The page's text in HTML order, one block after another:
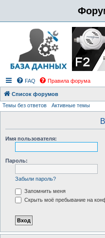
FAQ Правила форума
Список форумов
Темы без ответов Активные темы
Имя пользователя:
Пароль:
Забыли пароль?
Запомнить меня
Скрыть моё пребывание на